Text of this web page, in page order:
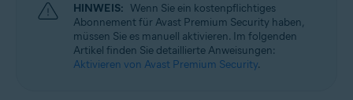
HINWEIS: Wenn Sie ein kostenpflichtiges
Abonnement für Avast Premium Security haben,
müssen Sie es manuell aktivieren. Im folgenden
Artikel finden Sie detaillierte Anweisungen:
Aktivieren von Avast Premium Security.